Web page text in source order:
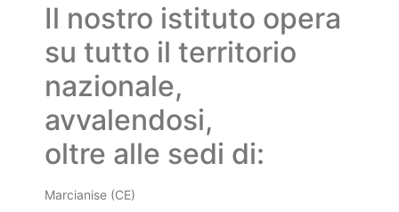
Il nostro istituto opera
su tutto il territorio
nazionale,
avvalendosi,
oltre alle sedi di:
Marcianise (CE)